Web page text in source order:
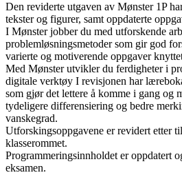
Den reviderte utgaven av Mønster 1P
tekster og figurer, samt oppdaterte
I Mønster jobber du med utforskende
problemløsningsmetoder som gir god
varierte og motiverende oppgaver
Med Mønster utvikler du ferdigheter i
digitale verktøy I revisjonen har
som gjør det lettere å komme i gang og
tydeligere differensiering og bedre
vanskegrad.
Utforskingsoppgavene er revidert etter
klasserommet.
Programmeringsinnholdet er oppdatert
eksamen.